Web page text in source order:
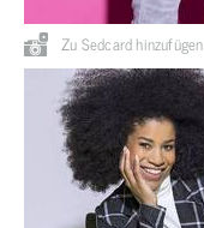
Zu Sedcard hinzufügen